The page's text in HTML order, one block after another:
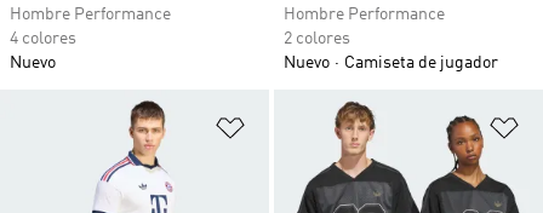
Hombre Performance
4 colores
Nuevo
Hombre Performance
2 colores
Nuevo
Camiseta de jugador
Añadir a la lista de deseos